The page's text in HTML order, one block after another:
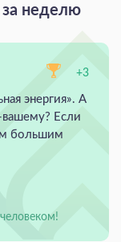
за неделю
+3
энергия». А
Если
большим